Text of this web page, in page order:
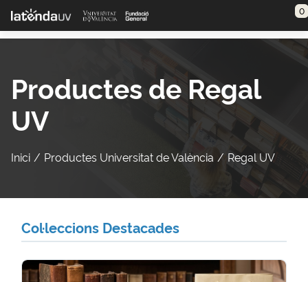
Saltar al contenido principal 0
Productes de Regal
UV
Inici Productes Universitat de València Regal UV
Col·leccions Destacades